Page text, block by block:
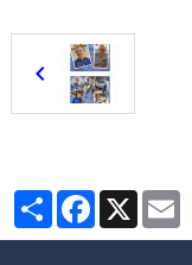
PartagerFacebook
X